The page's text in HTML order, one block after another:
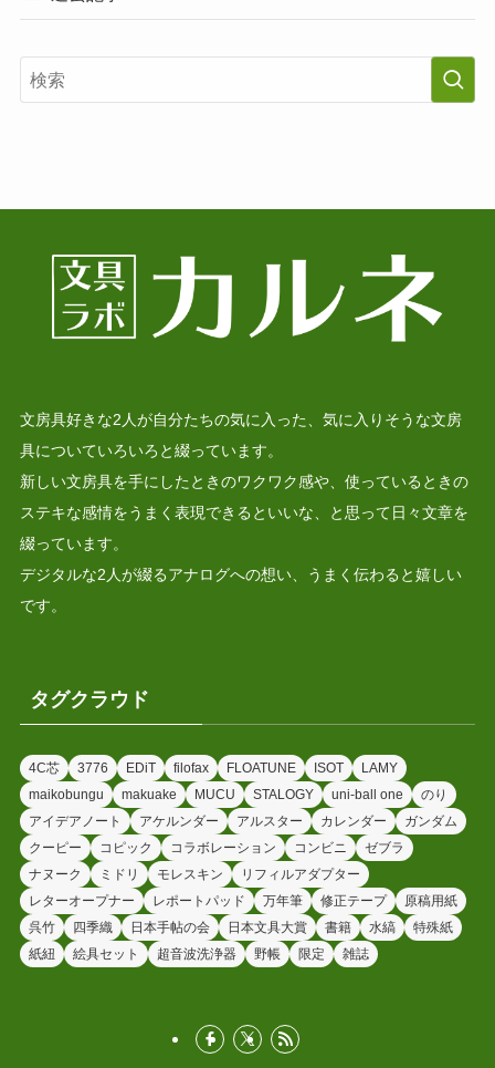
文房具好きな2人が自分たちの気に入った、気に入りそうな文房
具についていろいろと綴っています。
新しい文房具を手にしたときのワクワク感や、使っているときの
ステキな感情をうまく表現できるといいな、と思って日々文章を
綴っています。
デジタルな2人が綴るアナログへの想い、うまく伝わると嬉しい
です。
タグクラウド
4C芯 3776 EDiT filofax FLOATUNE ISOT
LAMY
maikobungu
makuake MUCU STALOGY uni-ball one
のり
アイデアノート
アケルンダー アルスター カレンダー
ガンダム
クーピー
コピック コラボレーション コンビニ
ゼブラ
ナヌーク
ミドリ モレスキン
リフィルアダプター
レターオープナー
レポートパッド 万年筆 修正テープ
原稿用紙
呉竹
四季織 日本手帖の会 日本文具大賞 書籍 水縞
特殊紙
紙紐
絵具セット 超音波洗浄器 野帳 限定 雑誌